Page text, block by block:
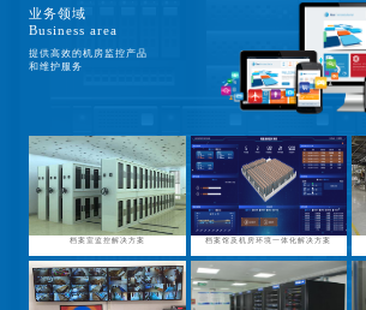
业务领域
Business area
提供高效的机房监控产品
和维护服务
档案室监控解决方案 档案馆及机房环境一体化解决方案